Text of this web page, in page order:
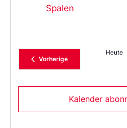
Spalen
VorherigeVeranstaltungen
Heute
Kalender